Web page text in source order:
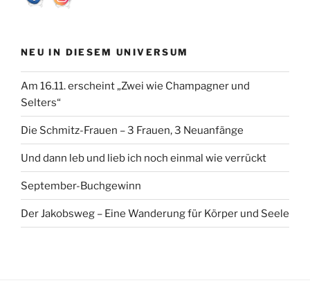
NEU IN DIESEM UNIVERSUM
Am 16.11. erscheint „Zwei wie Champagner und
Selters“
Die Schmitz-Frauen – 3 Frauen, 3 Neuanfänge
Und dann leb und lieb ich noch einmal wie verrückt
September-Buchgewinn
Der Jakobsweg – Eine Wanderung für Körper und Seele